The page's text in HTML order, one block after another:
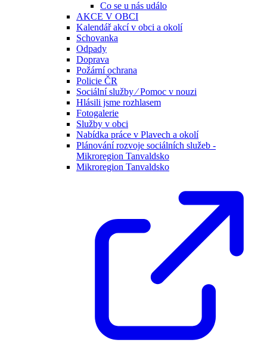
Co se u nás událo
AKCE V OBCI
Kalendář akcí v obci a okolí
Schovanka
Odpady
Doprava
Požární ochrana
Policie ČR
Sociální služby ⁄ Pomoc v nouzi
Hlásili jsme rozhlasem
Fotogalerie
Služby v obci
Nabídka práce v Plavech a okolí
Plánování rozvoje sociálních služeb -
Mikroregion Tanvaldsko
Mikroregion Tanvaldsko